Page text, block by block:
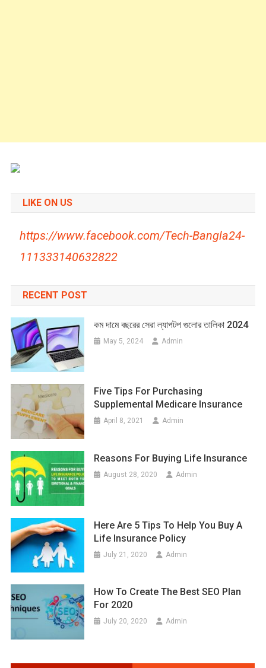
LIKE ON US
https://www.facebook.com/Tech-Bangla24-
111333140632822
RECENT POST
কম দামে বছরের সেরা ল্যাপটপ গুলোর তালিকা 2024
May 5, 2024 Admin
Five Tips For Purchasing
Supplemental Medicare Insurance
April 8, 2021 Admin
Reasons For Buying Life Insurance
August 28, 2020 Admin
Here Are 5 Tips To Help You Buy A
Life Insurance Policy
July 21, 2020 Admin
How To Create The Best SEO Plan
For 2020
July 20, 2020 Admin